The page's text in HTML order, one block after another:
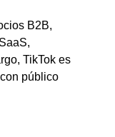
B2B,
TikTok es
público